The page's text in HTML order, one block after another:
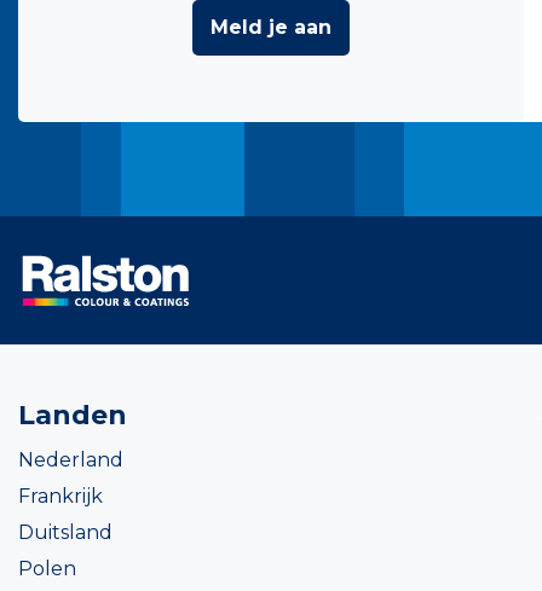
Meld je aan
Landen
Nederland
Frankrijk
Duitsland
Polen